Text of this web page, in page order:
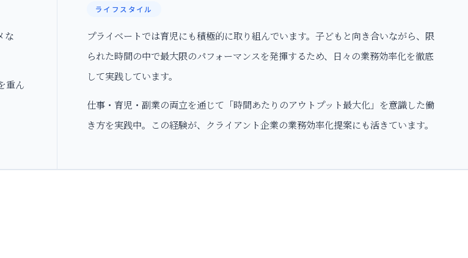
な
重ん
ライフスタイル
プライベートでは育児にも積極的に取り組んでいます。子どもと向き合いながら、限
られた時間の中で最大限のパフォーマンスを発揮するため、日々の業務効率化を徹底
して実践しています。
仕事・育児・副業の両立を通じて「時間あたりのアウトプット最大化」を意識した働
き方を実践中。この経験が、クライアント企業の業務効率化提案にも活きています。